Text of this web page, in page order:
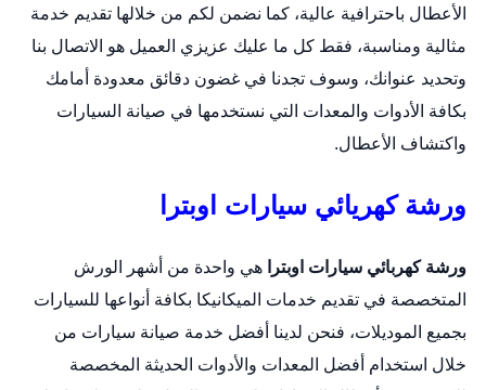
الأعطال باحترافية عالية، كما نضمن لكم من خلالها تقديم خدمة
مثالية ومناسبة، فقط كل ما عليك عزيزي العميل هو الاتصال بنا
وتحديد عنوانك، وسوف تجدنا في غضون دقائق معدودة أمامك
بكافة الأدوات والمعدات التي نستخدمها في صيانة السيارات
واكتشاف الأعطال.
ورشة كهريائي سيارات اوبترا
ورشة كهربائي سيارات اوبترا
هي واحدة من أشهر الورش
المتخصصة في تقديم خدمات الميكانيكا بكافة أنواعها للسيارات
بجميع الموديلات، فنحن لدينا أفضل خدمة صيانة سيارات من
خلال استخدام أفضل المعدات والأدوات الحديثة المخصصة